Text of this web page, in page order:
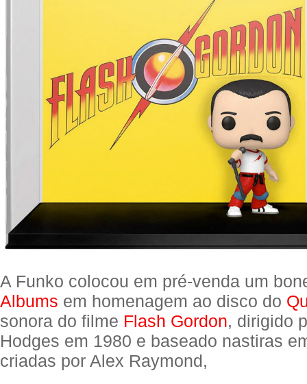
A Funko colocou em pré-venda um
Albums em homenagem ao disco do
sonora do filme Flash Gordon, dirigido
Hodges em 1980 e baseado nastiras
criadas por Alex Raymond,